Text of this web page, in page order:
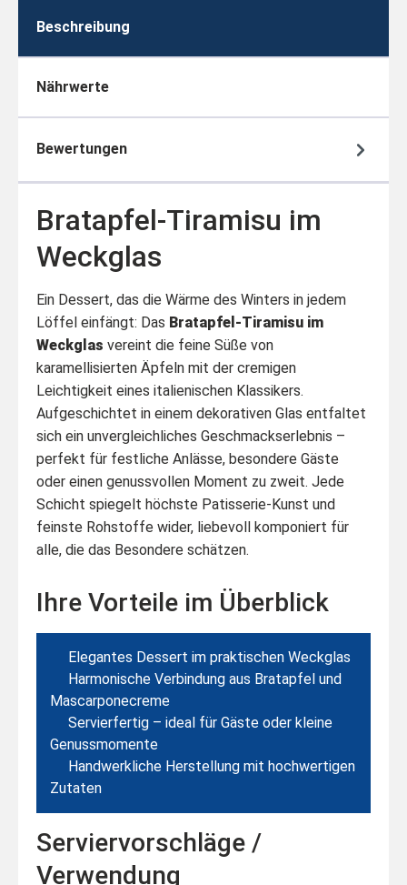
Beschreibung
Nährwerte
Bewertungen
Bratapfel-Tiramisu im
Weckglas
Ein Dessert, das die Wärme des Winters in jedem
Löffel einfängt: Das Bratapfel-Tiramisu im
Weckglas vereint die feine Süße von
karamellisierten Äpfeln mit der cremigen
Leichtigkeit eines italienischen Klassikers.
Aufgeschichtet in einem dekorativen Glas entfaltet
sich ein unvergleichliches Geschmackserlebnis –
perfekt für festliche Anlässe, besondere Gäste
oder einen genussvollen Moment zu zweit. Jede
Schicht spiegelt höchste Patisserie-Kunst und
feinste Rohstoffe wider, liebevoll komponiert für
alle, die das Besondere schätzen.
Ihre Vorteile im Überblick
Elegantes Dessert im praktischen Weckglas
Harmonische Verbindung aus Bratapfel und
Mascarponecreme
Servierfertig – ideal für Gäste oder kleine
Genussmomente
Handwerkliche Herstellung mit hochwertigen
Zutaten
Serviervorschläge /
Verwendung